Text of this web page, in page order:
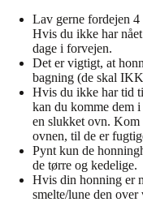
Lav gerne fordejen
Hvis du ikke har
dage i forvejen.
Det er vigtigt, at
bagning (de skal
Hvis du ikke har tid
kan du komme dem
en slukket ovn. Kom
ovnen, til de er
Pynt kun de
de tørre og kedelige.
Hvis din honning er
smelte/lune den over